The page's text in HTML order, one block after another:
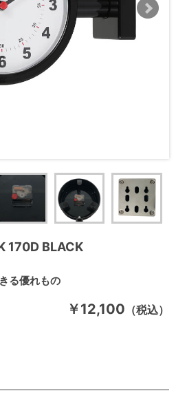
170D BLACK
る優れもの
￥12,100 （税込）